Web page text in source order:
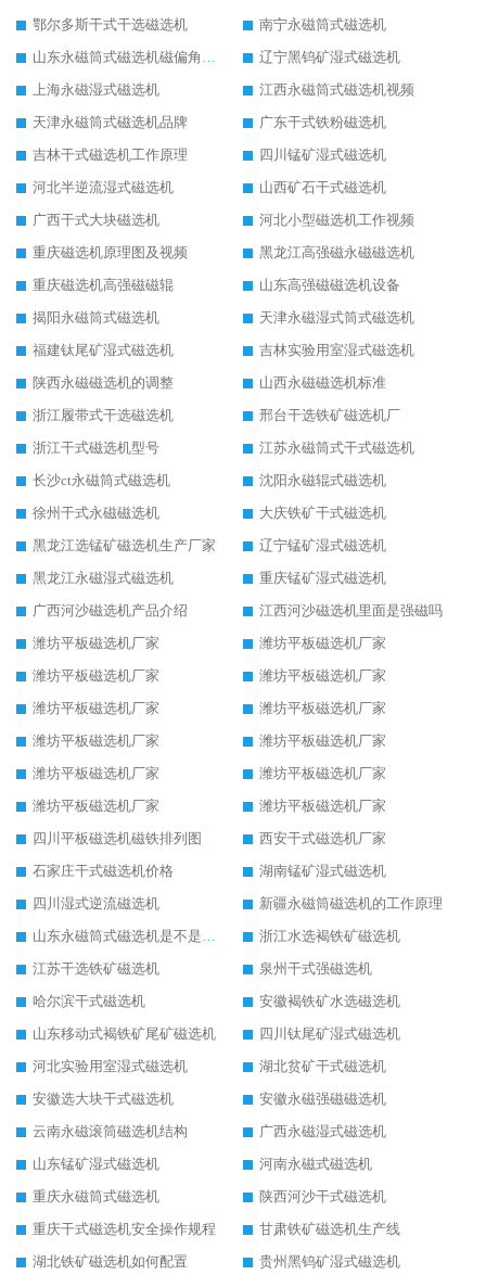
鄂尔多斯干式干选磁选机
南宁永磁筒式磁选机
山东永磁筒式磁选机磁偏角怎么调整
辽宁黑钨矿湿式磁选机
上海永磁湿式磁选机
江西永磁筒式磁选机视频
天津永磁筒式磁选机品牌
广东干式铁粉磁选机
吉林干式磁选机工作原理
四川锰矿湿式磁选机
河北半逆流湿式磁选机
山西矿石干式磁选机
广西干式大块磁选机
河北小型磁选机工作视频
重庆磁选机原理图及视频
黑龙江高强磁永磁磁选机
重庆磁选机高强磁磁辊
山东高强磁磁选机设备
揭阳永磁筒式磁选机
天津永磁湿式筒式磁选机
福建钛尾矿湿式磁选机
吉林实验用室湿式磁选机
陕西永磁磁选机的调整
山西永磁磁选机标准
浙江履带式干选磁选机
邢台干选铁矿磁选机厂
浙江干式磁选机型号
江苏永磁筒式干式磁选机
长沙ct永磁筒式磁选机
沈阳永磁辊式磁选机
徐州干式永磁磁选机
大庆铁矿干式磁选机
黑龙江选锰矿磁选机生产厂家
辽宁锰矿湿式磁选机
黑龙江永磁湿式磁选机
重庆锰矿湿式磁选机
广西河沙磁选机产品介绍
江西河沙磁选机里面是强磁吗
潍坊平板磁选机厂家
潍坊平板磁选机厂家
潍坊平板磁选机厂家
潍坊平板磁选机厂家
潍坊平板磁选机厂家
潍坊平板磁选机厂家
潍坊平板磁选机厂家
潍坊平板磁选机厂家
潍坊平板磁选机厂家
潍坊平板磁选机厂家
潍坊平板磁选机厂家
潍坊平板磁选机厂家
四川平板磁选机磁铁排列图
西安干式磁选机厂家
石家庄干式磁选机价格
湖南锰矿湿式磁选机
四川湿式逆流磁选机
新疆永磁筒磁选机的工作原理
山东永磁筒式磁选机是不是强磁
浙江水选褐铁矿磁选机
江苏干选铁矿磁选机
泉州干式强磁选机
哈尔滨干式磁选机
安徽褐铁矿水选磁选机
山东移动式褐铁矿尾矿磁选机
四川钛尾矿湿式磁选机
河北实验用室湿式磁选机
湖北贫矿干式磁选机
安徽选大块干式磁选机
安徽永磁强磁磁选机
云南永磁滚筒磁选机结构
广西永磁湿式磁选机
山东锰矿湿式磁选机
河南永磁式磁选机
重庆永磁筒式磁选机
陕西河沙干式磁选机
重庆干式磁选机安全操作规程
甘肃铁矿磁选机生产线
湖北铁矿磁选机如何配置
贵州黑钨矿湿式磁选机